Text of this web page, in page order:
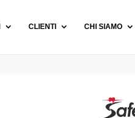
CLIENTI CHI SIAMO